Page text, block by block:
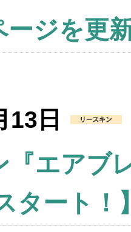
ージを更
13日
『エアブ
タート！